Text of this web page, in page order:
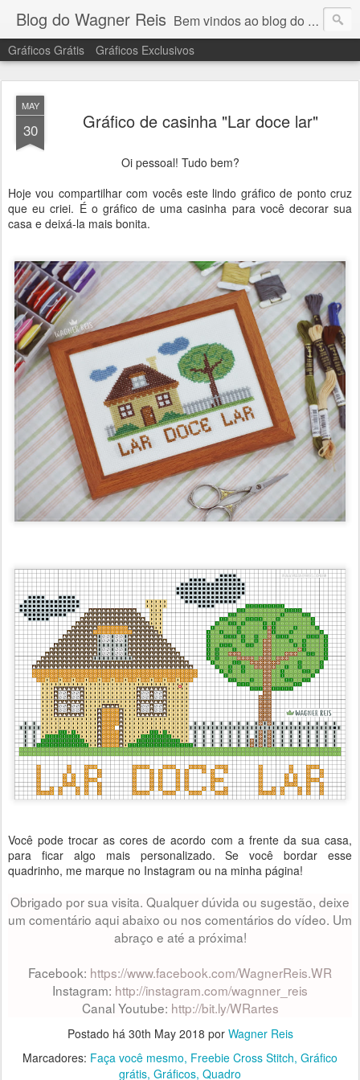
Blog do Wagner Reis Bem vindos ao blog do Wagner Reis. Acompanhe as vídeo aulas de ponto cruz, dicas, gráficos para ponto cruz e artesanatos e tudo para bordados em ponto cruz.
Gráficos Grátis Gráficos Exclusivos
MAY
30 Gráfico de casinha "Lar doce lar"
Oi pessoal! Tudo bem?
Hoje vou compartilhar com vocês este lindo gráfico de ponto cruz
que eu criei. É o gráfico de uma casinha para você decorar sua
casa e deixá-la mais bonita.
Você pode trocar as cores de acordo com a frente da sua casa,
para ficar algo mais personalizado. Se você bordar esse
quadrinho, me marque no Instagram ou na minha página!
Obrigado por sua visita. Qualquer dúvida ou sugestão, deixe
um comentário aqui abaixo ou nos comentários do vídeo. Um
abraço e até a próxima!
Facebook: https://www.facebook.com/WagnerReis.WR
Instagram: http://instagram.com/wagnner_reis
Canal Youtube: http://bit.ly/WRartes
Postado há 30th May 2018 por Wagner Reis
Marcadores: Faça você mesmo Freebie Cross Stitch Gráfico
grátis Gráficos Quadro